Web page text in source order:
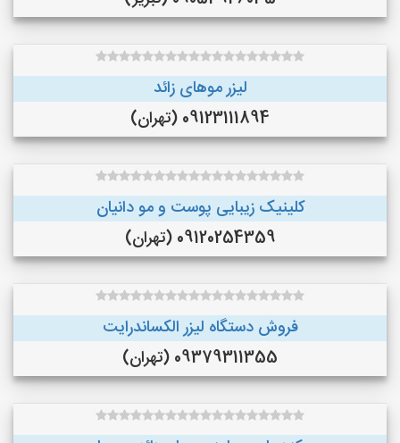
لیزر موهای زائد
09123111894 (تهران)
کلینیک زیبایی پوست و مو دانیان
09120254359 (تهران)
فروش دستگاه لیزر الکساندرایت
09379311355 (تهران)